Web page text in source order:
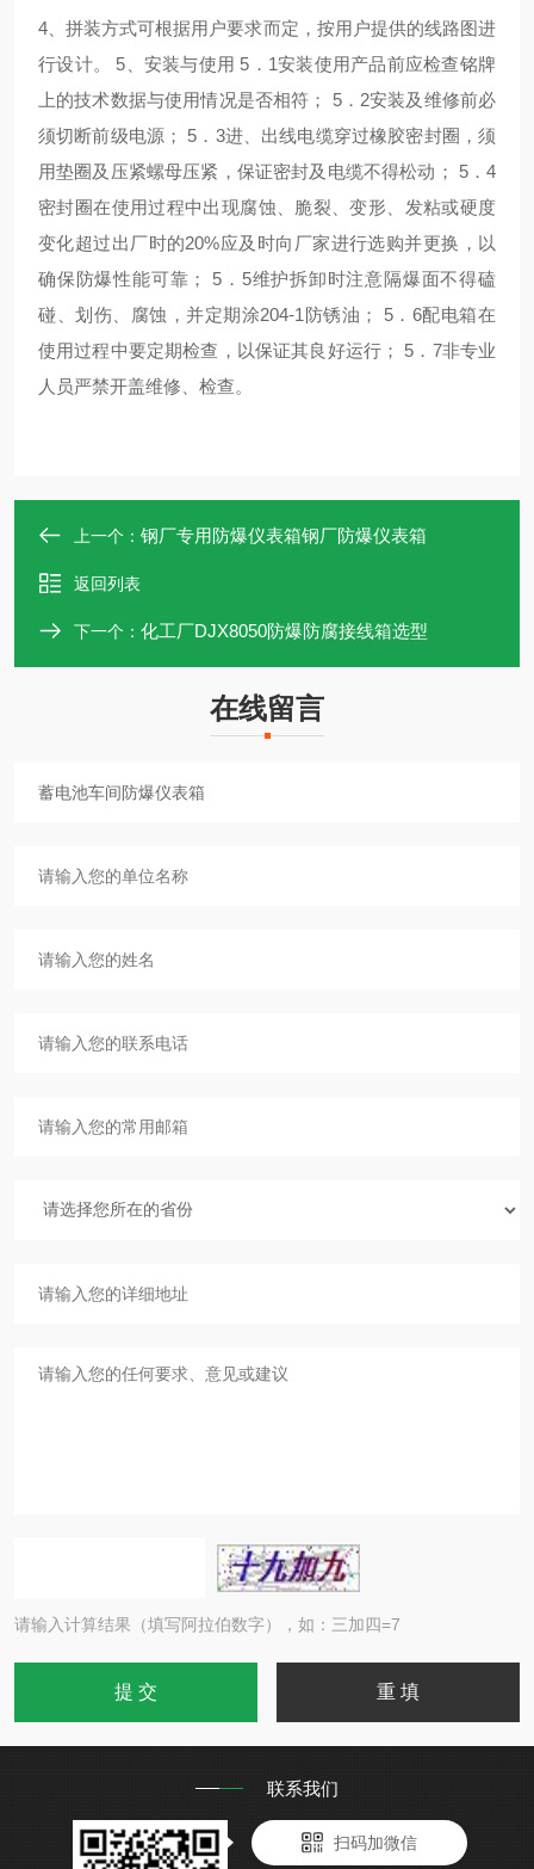
4、拼装方式可根据用户要求而定，按用户提供的线路图进
行设计。 5、安装与使用 5．1安装使用产品前应检查铭牌
上的技术数据与使用情况是否相符； 5．2安装及维修前必
须切断前级电源； 5．3进、出线电缆穿过橡胶密封圈，须
用垫圈及压紧螺母压紧，保证密封及电缆不得松动； 5．4
密封圈在使用过程中出现腐蚀、脆裂、变形、发粘或硬度
变化超过出厂时的20%应及时向厂家进行选购并更换，以
确保防爆性能可靠； 5．5维护拆卸时注意隔爆面不得磕
碰、划伤、腐蚀，并定期涂204-1防锈油； 5．6配电箱在
使用过程中要定期检查，以保证其良好运行； 5．7非专业
人员严禁开盖维修、检查。
上一个： 钢厂专用防爆仪表箱钢厂防爆仪表箱
返回列表
下一个： 化工厂DJX8050防爆防腐接线箱选型
在线留言
请输入计算结果（填写阿拉伯数字），如：三加四=7
联系我们
扫码加微信